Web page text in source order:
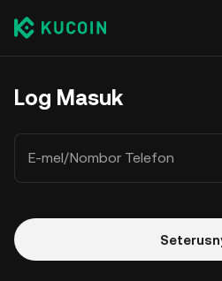
Log Masuk
E-mel/Nombor Telefon